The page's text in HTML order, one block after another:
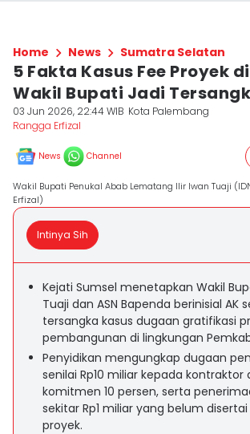
Home News Sumatra Selatan
5 Fakta Kasus Fee Proyek di
Wakil Bupati Jadi
03 Jun 2026, 22:44 WIB Kota Palembang
Rangga Erfizal
News Channel
Wakil Bupati Penukal Abab Lematang Ilir Iwan Tuaji
Erfizal)
Intinya Sih
Kejati Sumsel menetapkan Wakil
Tuaji dan ASN Bapenda berinisial AK
tersangka kasus dugaan gratifikasi
pembangunan di lingkungan Pemkab
Penyidikan mengungkap dugaan
senilai Rp10 miliar kepada kontraktor
komitmen 10 persen, serta
sekitar Rp1 miliar yang belum disertai
proyek.